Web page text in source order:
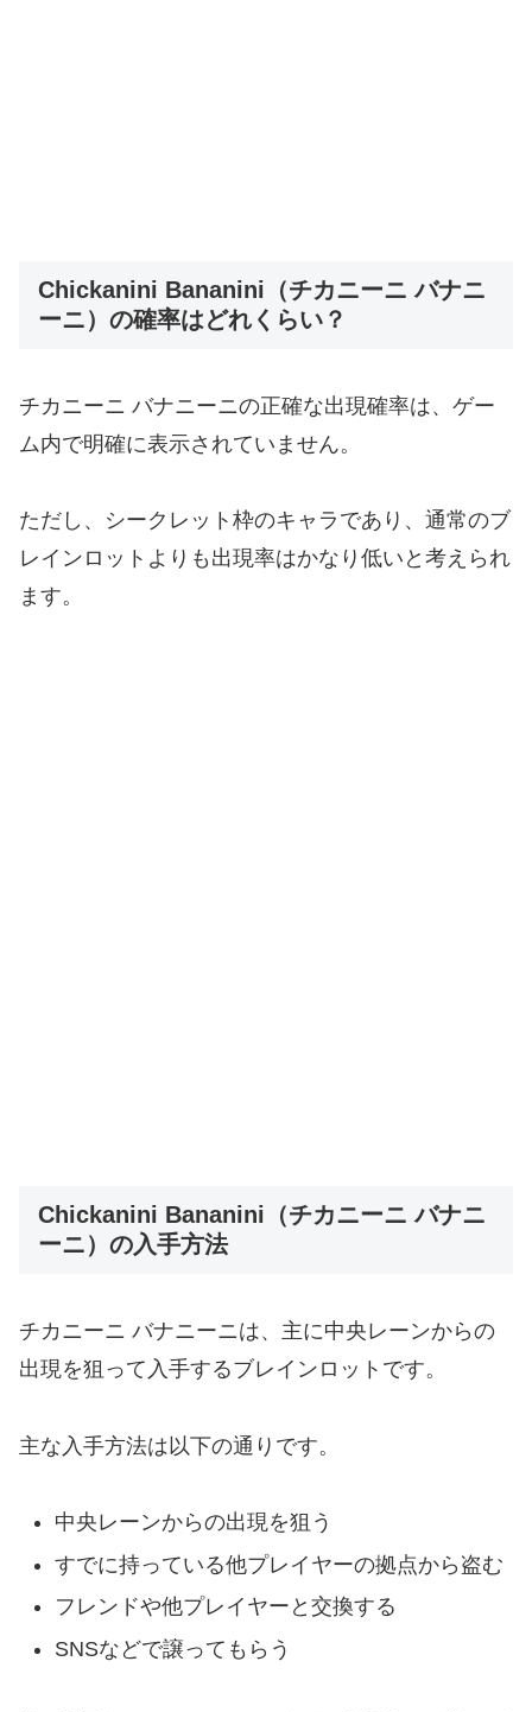
Chickanini Bananini（チカニーニ バナニ
ーニ）の確率はどれくらい？
チカニーニ バナニーニの正確な出現確率は、ゲー
ム内で明確に表示されていません。
ただし、シークレット枠のキャラであり、通常のブ
レインロットよりも出現率はかなり低いと考えられ
ます。
Chickanini Bananini（チカニーニ バナニ
ーニ）の入手方法
チカニーニ バナニーニは、主に中央レーンからの
出現を狙って入手するブレインロットです。
主な入手方法は以下の通りです。
中央レーンからの出現を狙う
すでに持っている他プレイヤーの拠点から盗む
フレンドや他プレイヤーと交換する
SNSなどで譲ってもらう